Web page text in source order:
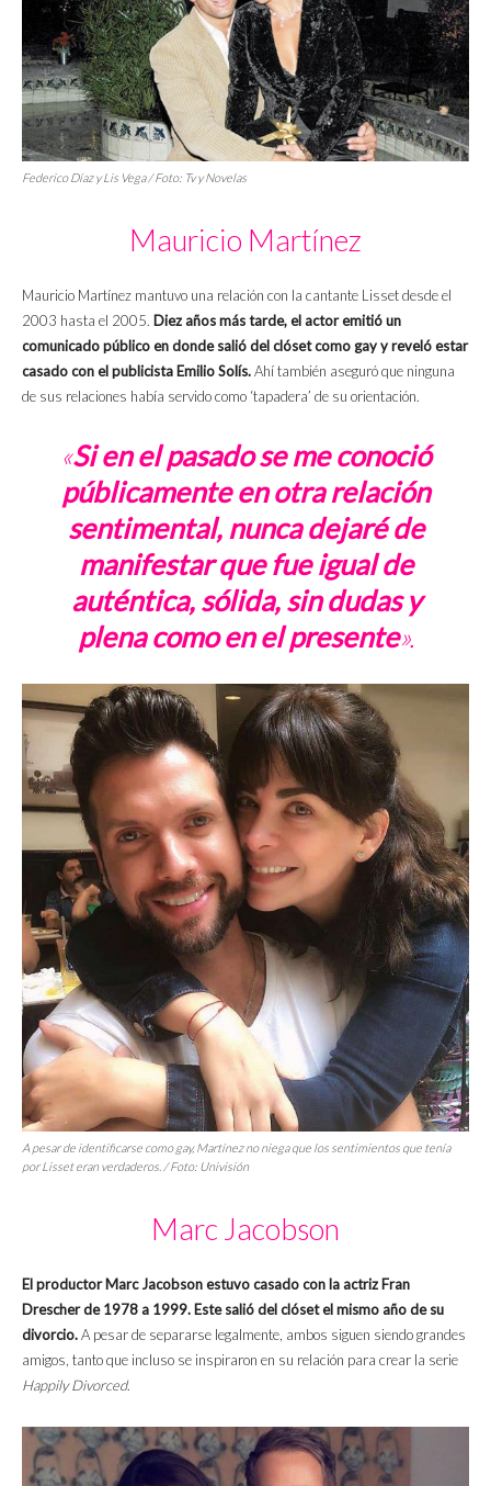
Federico Díaz y Lis Vega / Foto: Tv y Novelas
Mauricio Martínez
Mauricio Martínez mantuvo una relación con la cantante Lisset desde el
2003 hasta el 2005. Diez años más tarde, el actor emitió un
comunicado público en donde salió del clóset como gay y reveló estar
casado con el publicista Emilio Solís.Ahí también aseguró que ninguna
de sus relaciones había servido como ‘tapadera’ de su orientación.
«Si en el pasado se me conoció
públicamente en otra relación
sentimental, nunca dejaré de
manifestar que fue igual de
auténtica, sólida, sin dudas y
plena como en el presente».
A pesar de identificarse como gay, Martínez no niega que los sentimientos que tenía
por Lisset eran verdaderos. / Foto: Univisión
Marc Jacobson
El productor Marc Jacobson estuvo casado con la actriz Fran
Drescher de 1978 a 1999. Este salió del clóset el mismo año de su
divorcio.A pesar de separarse legalmente, ambos siguen siendo grandes
amigos, tanto que incluso se inspiraron en su relación para crear la serie
Happily Divorced.